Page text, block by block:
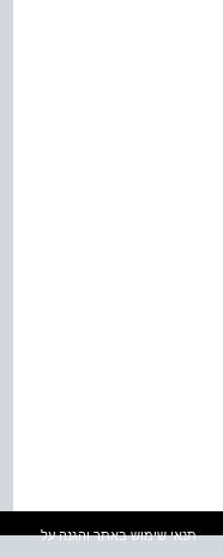
תנאי שימוש באתר והגנה על